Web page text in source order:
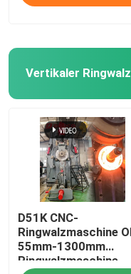
Vertikaler
D51K CNC-
Ringwalzmaschine
55mm-1300mm
Ringwalzmaschine